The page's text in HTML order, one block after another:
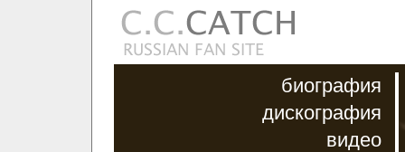
биография
дискография
видео